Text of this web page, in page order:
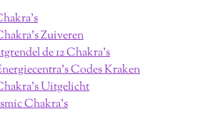
Zuiveren
de 12 Chakra's
Codes Kraken
Uitgelicht
Chakra's